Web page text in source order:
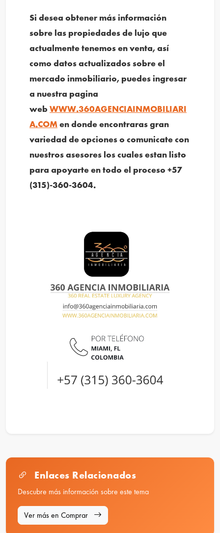
Si desea obtener más información
sobre las propiedades de lujo que
actualmente tenemos en venta, así
como datos actualizados sobre el
mercado inmobiliario, puedes ingresar
a nuestra pagina
web WWW.360AGENCIAINMOBILIARI
A.COMen donde encontraras gran
variedad de opciones o comunicate con
nuestros asesores los cuales estan listo
para apoyarte en todo el proceso +57
(315)-360-3604.
Enlaces Relacionados
Descubre más información sobre este tema
Ver más en Comprar